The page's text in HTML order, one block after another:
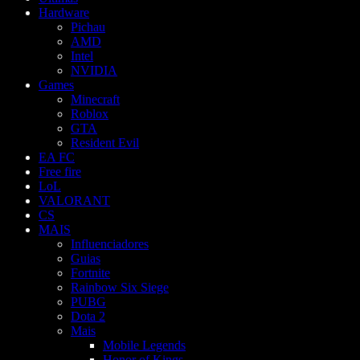
Hardware
Pichau
AMD
Intel
NVIDIA
Games
Minecraft
Roblox
GTA
Resident Evil
EA FC
Free fire
LoL
VALORANT
CS
MAIS
Influenciadores
Guias
Fortnite
Rainbow Six Siege
PUBG
Dota 2
Mais
Mobile Legends